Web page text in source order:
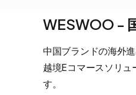
WESWOO -
中国ブランドの海外
越境Eコマースソリ
す。